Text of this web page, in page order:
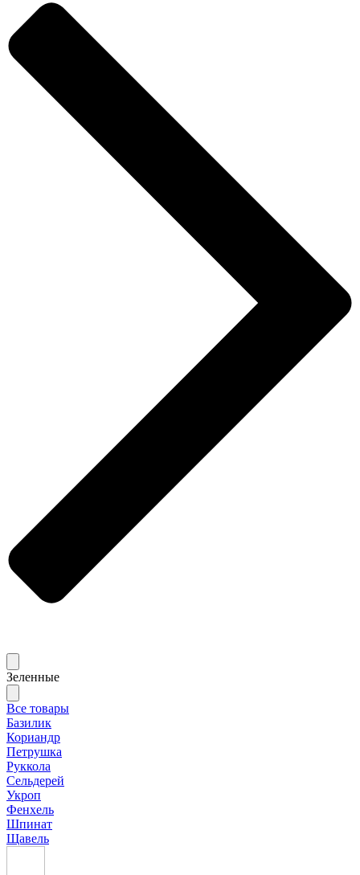
Зеленные
Все товары
Базилик
Кориандр
Петрушка
Руккола
Сельдерей
Укроп
Фенхель
Шпинат
Щавель